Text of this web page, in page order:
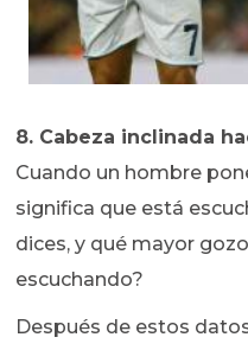
8. Cabeza inclinada
Cuando un hombre
significa que está
dices, y qué mayor
escuchando?
Después de estos